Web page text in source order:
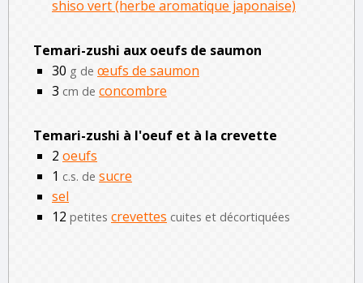
shiso vert (herbe aromatique japonaise)
Temari-zushi aux oeufs de saumon
30 g de œufs de saumon
3 cm de concombre
Temari-zushi à l'oeuf et à la crevette
2 oeufs
1 c.s. de sucre
sel
12 petites crevettes cuites et décortiquées